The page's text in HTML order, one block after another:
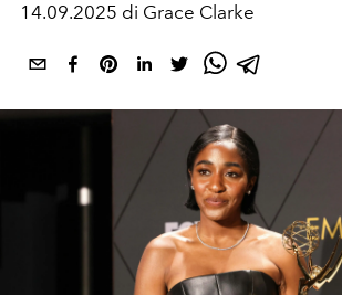
14.09.2025 di Grace Clarke